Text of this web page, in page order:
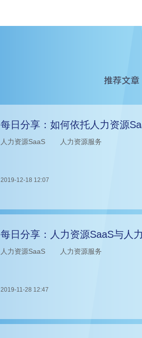
推荐文章
每日分享：如何依托人力资源
人力资源SaaS 人力资源服务
2019-12-18 12:07
每日分享：人力资源SaaS与人
人力资源SaaS 人力资源服务
2019-11-28 12:47